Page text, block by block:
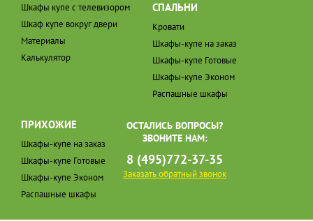
Шкафы купе с телевизором
Шкаф купе вокруг двери
Материалы
Калькулятор
СПАЛЬНИ
Кровати
Шкафы-купе на заказ
Шкафы-купе Готовые
Шкафы-купе Эконом
Распашные шкафы
ПРИХОЖИЕ
Шкафы-купе на заказ
Шкафы-купе Готовые
Шкафы-купе Эконом
Распашные шкафы
ОСТАЛИСЬ ВОПРОСЫ?
ЗВОНИТЕ НАМ:
8 (495)772-37-35
Заказать обратный звонок